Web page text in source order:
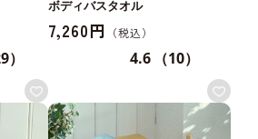
）
ボディバスタオル
7,260円
4.6 （10）